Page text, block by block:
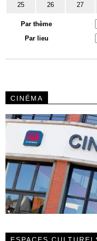
25 26 27
Par thème
Par lieu
CINÉMA
ESPACES